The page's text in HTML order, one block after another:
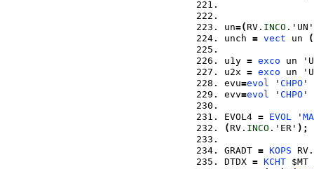
un=(RV. INCO .'UN'
unch = vect un (
u1y = exco un
u2x = exco un
evu=evol ' CHPO '
evv=evol ' CHPO '
EVOL4 = EVOL '
(RV. INCO .'ER' ) ;
GRADT = KOPS RV.
DTDX = KCHT